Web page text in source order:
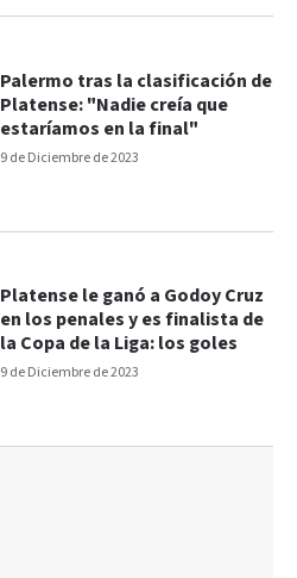
9 de Diciembre de 2023
Palermo tras la clasificación de
Platense: "Nadie creía que
estaríamos en la final"
9 de Diciembre de 2023
Platense le ganó a Godoy Cruz
en los penales y es finalista de
la Copa de la Liga: los goles